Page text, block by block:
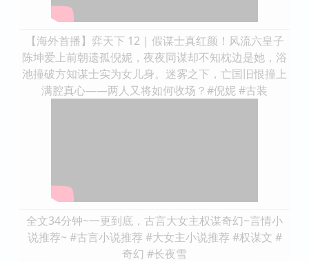
【海外首播】弈天下 12 | 假谋士真红颜！风流六皇子
陈坤爱上前朝遗孤倪妮，夜夜同谋却不知枕边是她，浴
池撞破方知谋士实为女儿身。迷雾之下，亡国旧恨撞上
满腔真心——两人又将如何收场？#倪妮 #古装
全文34分钟~一更到底，古言大女主权谋奇幻~言情小
说推荐~ #古言小说推荐 #大女主小说推荐 #权谋文 #
奇幻 #长夜雪